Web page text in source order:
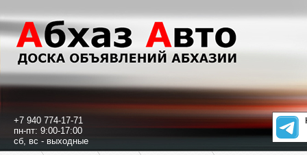
+7 940 774-17-71
пн-пт: 9:00-17:00
сб, вс - выходные